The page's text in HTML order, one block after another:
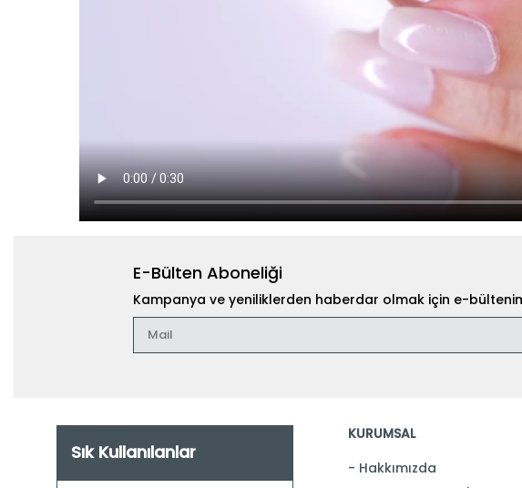
E-Bülten Aboneliği
Kampanya ve yeniliklerden haberdar olmak için e-
Sık Kullanılanlar
KURUMSAL
Hakkımızda